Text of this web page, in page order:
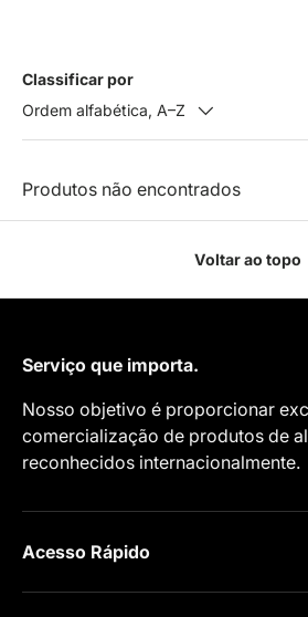
Classificar por
Ordem alfabética, A–Z
Produtos não encontrados
Voltar ao topo
Serviço que importa.
Nosso objetivo é proporcionar
comercialização de produtos de
reconhecidos internacionalmente.
Acesso Rápido